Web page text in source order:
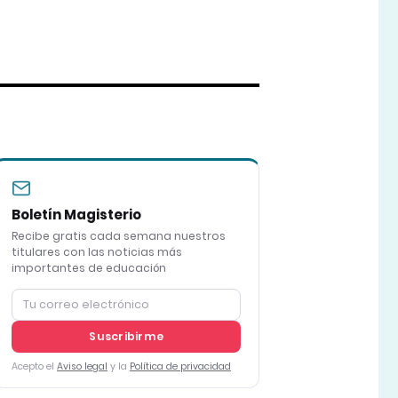
Boletín Magisterio
Recibe gratis cada semana nuestros
titulares con las noticias más
importantes de educación
Suscribirme
Acepto el Aviso legal y la Política de privacidad